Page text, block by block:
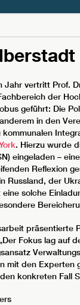
Jahr vertritt Prof.
der
geführt: Die
in den
kommunalen
. Hierzu wurde
eingeladen –
Reflexion
Russland, der
eine solche
präsentierte
Fokus lag auf
mit den Experten
konkreten Fall